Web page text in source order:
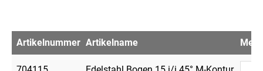
Artikelnummer Artikelname